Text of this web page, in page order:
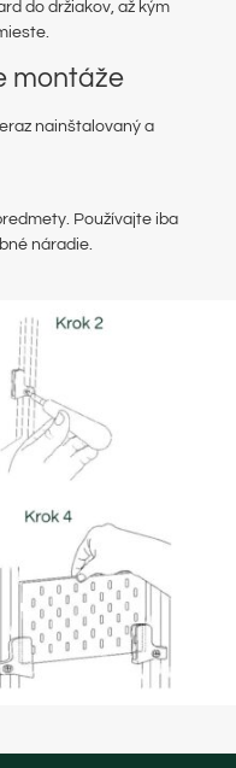
do držiakov, až kým
montáže
nainštalovaný a
Používajte iba
náradie.